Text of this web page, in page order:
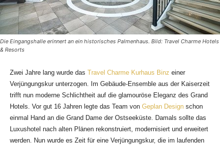
Die Eingangshalle erinnert an ein historisches Palmenhaus. Bild: Travel Charme Hotels
& Resorts
Zwei Jahre lang wurde das Travel Charme Kurhaus Binz einer
Verjüngungskur unterzogen. Im Gebäude-Ensemble aus der Kaiserzeit
trifft nun moderne Schlichtheit auf die glamouröse Eleganz des Grand
Hotels. Vor gut 16 Jahren legte das Team von Geplan Design schon
einmal Hand an die Grand Dame der Ostseeküste. Damals sollte das
Luxushotel nach alten Plänen rekonstruiert, modernisiert und erweitert
werden. Nun wurde es Zeit für eine Verjüngungskur, die im laufenden